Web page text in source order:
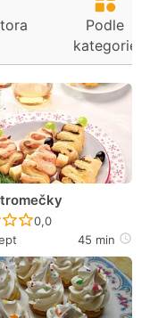
Podle
kategorie
Recept ještě nebyl
0,0
45 min